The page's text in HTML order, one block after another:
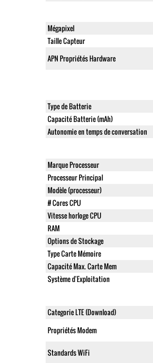
Mégapixel
Taille Capteur
APN Propriétés Hardware
Type de Batterie
Capacité Batterie (mAh)
Autonomie en temps de conversation
Marque Processeur
Processeur Principal
Modèle (processeur)
# Cores CPU
Vitesse horloge CPU
RAM
Options de Stockage
Type Carte Mémoire
Capacité Max. Carte Mem
Système d'Exploitation
Categorie LTE (Download)
Propriétés Modem
Standards WiFi